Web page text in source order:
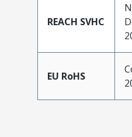
REACH SVHC
EU RoHS